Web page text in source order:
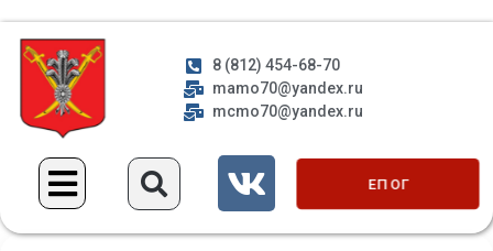
8 (812) 454-68-70
mamo70@yandex.ru
mcmo70@yandex.ru
ЕП ОГ